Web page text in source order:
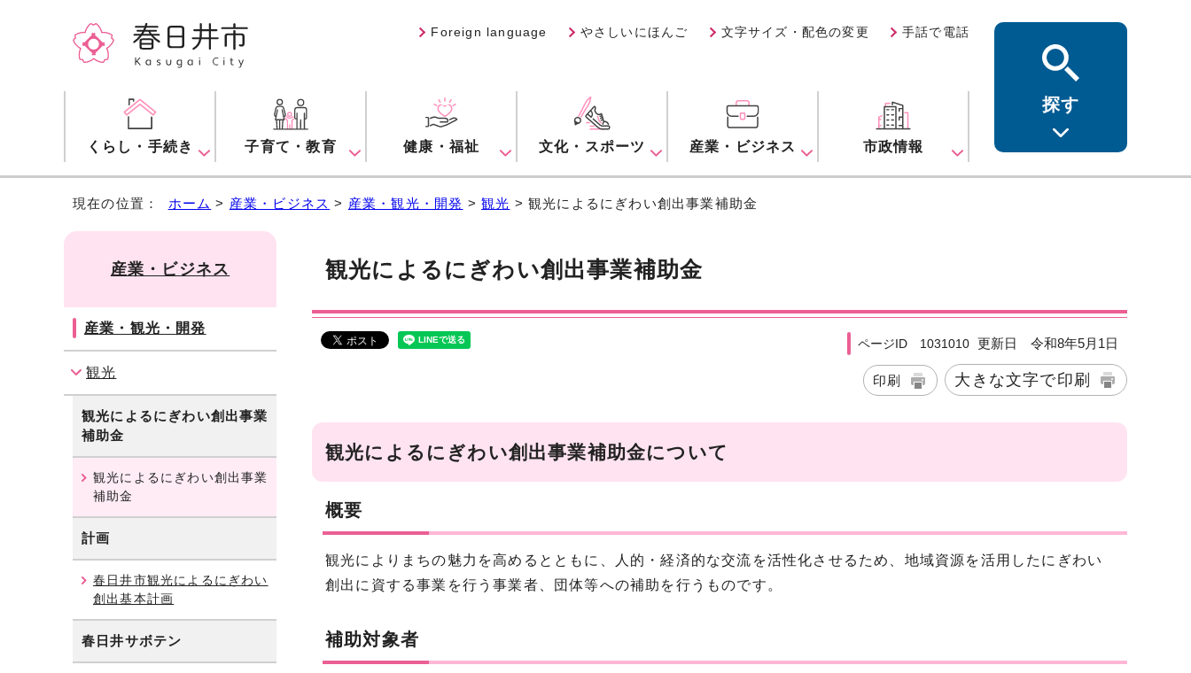
Foreign language やさしいにほんご 文字サイズ・配色の変更 手話で電話
くらし・手続き 子育て・教育 健康・福祉 文化・スポーツ 産業・ビジネス 市政情報
探す
現在の位置： ホーム > 産業・ビジネス > 産業・観光・開発 >観光 > 観光によるにぎわい創出事業補助金
観光によるにぎわい創出事業補助金
ページID 1031010 更新日 令和8年5月1日
印刷 大きな文字で印刷
観光によるにぎわい創出事業補助金について
概要
観光によりまちの魅力を高めるとともに、人的・経済的な交流を活性化させるため、地域資源を活用したにぎわい
創出に資する事業を行う事業者、団体等への補助を行うものです。
補助対象者
産業・ビジネス
産業・観光・開発
観光
観光によるにぎわい創出事業
補助金
観光によるにぎわい創出事業
補助金
計画
春日井市観光によるにぎわい
創出基本計画
春日井サボテン